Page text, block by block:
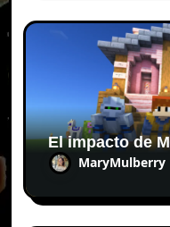
El impacto de
MaryMulberry